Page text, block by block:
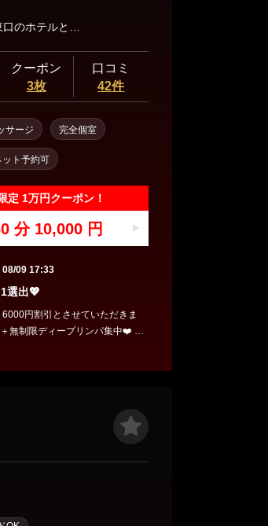
クーポン
3枚
口コミ
42件
サージ 完全個室
ット予約可
定 1万円クーポン！
分 10,000 円
08/09 17:33
選出💖
円割引とさせていただきま
の際は必ず【よくばりコース】と